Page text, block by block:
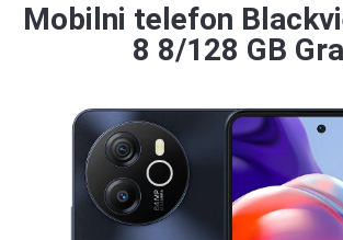
Mobilni telefon
8 8/128 GB